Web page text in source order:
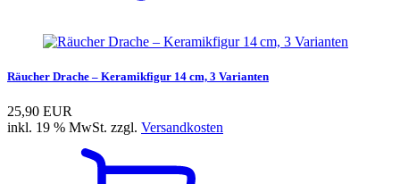
Räucher Drache – Keramikfigur 14 cm, 3 Varianten
25,90 EUR
inkl. 19 % MwSt. zzgl. Versandkosten